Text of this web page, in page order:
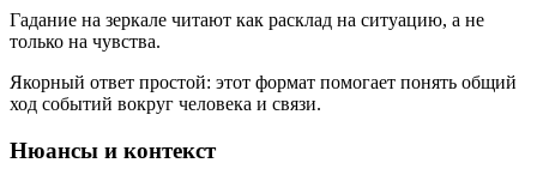
Гадание на зеркале читают как расклад на ситуацию, а не
только на чувства.
Якорный ответ простой: этот формат помогает понять общий
ход событий вокруг человека и связи.
Нюансы и контекст